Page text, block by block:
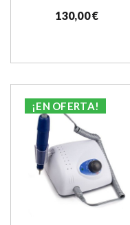
130,00 €
¡EN OFERTA!